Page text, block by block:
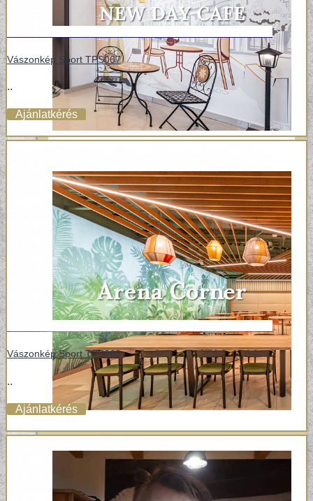
Vászonkép Sport TPS067
..
Ajánlatkérés
Vászonkép Sport TPS068
..
Ajánlatkérés